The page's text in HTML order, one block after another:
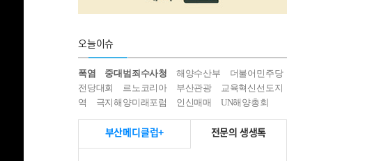
오늘이슈
폭염 중대범죄수사청 해양수산부
더불어민주당
전당대회
르노코리아 부산관광
교육혁신선도지
역
극지해양미래포럼 인신매매 UN해양총회
부산메디클럽+ 전문의 생생톡